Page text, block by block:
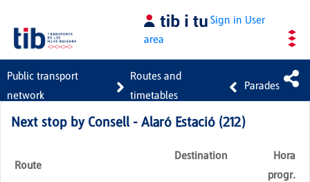
Sign in User
area
Public transport
network
Routes and
timetables
Parades
Next stop by Consell - Alaró Estació (212)
Route
Destination
Hora
progr.